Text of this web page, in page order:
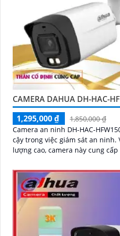
CAMERA DAHUA DH-HAC-
1,295,000 ₫
1,850,000 ₫
Camera an ninh DH-HAC-
cậy trong việc giám sát an ninh. Với chất lượng hình ảnh 5.0 MP chất
lượng cao, camera này cung